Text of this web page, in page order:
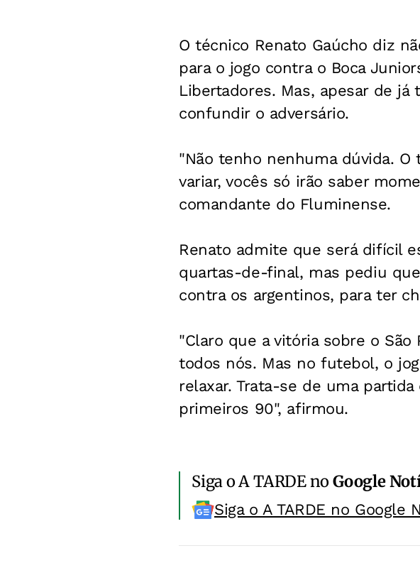
O técnico Renato Gaúcho diz
para o jogo contra o Boca
Libertadores. Mas, apesar de
confundir o adversário.
"Não tenho nenhuma dúvida. O
variar, vocês só irão saber
comandante do Fluminense.
Renato admite que será difícil
quartas-de-final, mas pediu
contra os argentinos, para ter
"Claro que a vitória sobre o
todos nós. Mas no futebol, o
relaxar. Trata-se de uma
primeiros 90", afirmou.
Siga o A TARDE noGoogle
Siga o A TARDE no Google